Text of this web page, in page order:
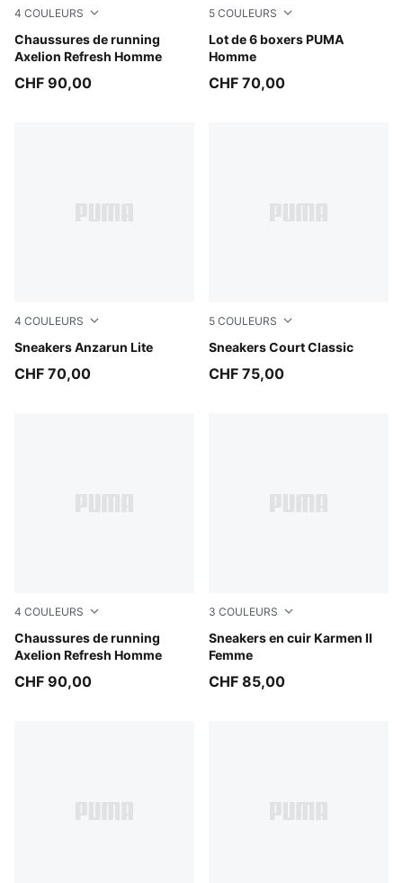
4 COULEURS
Chaussures de running
Axelion Refresh Homme
PUMA Black-Cool Dark Gray
CHF 90,00
5 COULEURS
Lot de 6 boxers PUMA
Homme
blue / black
CHF 70,00
4 COULEURS
Sneakers Anzarun Lite
PUMA White-PUMA White
CHF 70,00
5 COULEURS
Sneakers Court Classic
PUMA White-PUMA Black-
CHF 75,00
4 COULEURS
Chaussures de running
Axelion Refresh Homme
PUMA Navy-Inky Blue-Dark Jasper
CHF 90,00
3 COULEURS
Sneakers en cuir Karmen II
Femme
PUMA White-PUMA White-
CHF 85,00